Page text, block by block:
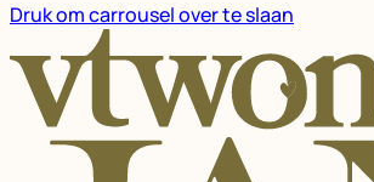
Druk om carrousel over te slaan